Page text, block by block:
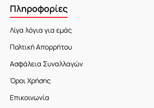
Πληροφορίες
Λίγα λόγια για εμάς
Πολτική Απορρήτου
Ασφάλεια Συναλλαγών
Όροι Χρήσης
Επικοινωνία